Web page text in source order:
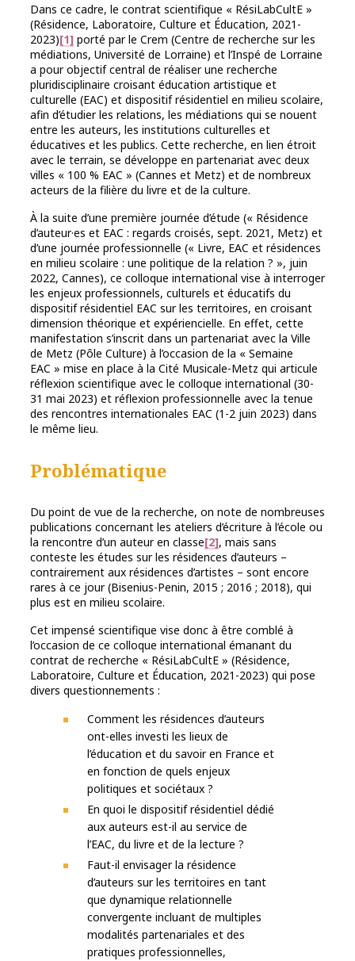
Dans ce cadre, le contrat scientifique « RésiLabCultE »
(Résidence, Laboratoire, Culture et Éducation, 2021-
2023)[1] porté par le Crem (Centre de recherche sur les
médiations, Université de Lorraine) et l’Inspé de Lorraine
a pour objectif central de réaliser une recherche
pluridisciplinaire croisant éducation artistique et
culturelle (EAC) et dispositif résidentiel en milieu scolaire,
afin d’étudier les relations, les médiations qui se nouent
entre les auteurs, les institutions culturelles et
éducatives et les publics. Cette recherche, en lien étroit
avec le terrain, se développe en partenariat avec deux
villes « 100 % EAC » (Cannes et Metz) et de nombreux
acteurs de la filière du livre et de la culture.
À la suite d’une première journée d’étude (« Résidence
d’auteur·es et EAC : regards croisés, sept. 2021, Metz) et
d’une journée professionnelle (« Livre, EAC et résidences
en milieu scolaire : une politique de la relation ? », juin
2022, Cannes), ce colloque international vise à interroger
les enjeux professionnels, culturels et éducatifs du
dispositif résidentiel EAC sur les territoires, en croisant
dimension théorique et expériencielle. En effet, cette
manifestation s’inscrit dans un partenariat avec la Ville
de Metz (Pôle Culture) à l’occasion de la « Semaine
EAC » mise en place à la Cité Musicale-Metz qui articule
réflexion scientifique avec le colloque international (30-
31 mai 2023) et réflexion professionnelle avec la tenue
des rencontres internationales EAC (1-2 juin 2023) dans
le même lieu.
Problématique
Du point de vue de la recherche, on note de nombreuses
publications concernant les ateliers d’écriture à l’école ou
la rencontre d’un auteur en classe[2], mais sans
conteste les études sur les résidences d’auteurs –
contrairement aux résidences d’artistes – sont encore
rares à ce jour (Bisenius-Penin, 2015 ; 2016 ; 2018), qui
plus est en milieu scolaire.
Cet impensé scientifique vise donc à être comblé à
l’occasion de ce colloque international émanant du
contrat de recherche « RésiLabCultE » (Résidence,
Laboratoire, Culture et Éducation, 2021-2023) qui pose
divers questionnements :
Comment les résidences d’auteurs
ont-elles investi les lieux de
l’éducation et du savoir en France et
en fonction de quels enjeux
politiques et sociétaux ?
En quoi le dispositif résidentiel dédié
aux auteurs est-il au service de
l’EAC, du livre et de la lecture ?
Faut-il envisager la résidence
d’auteurs sur les territoires en tant
que dynamique relationnelle
convergente incluant de multiples
modalités partenariales et des
pratiques professionnelles,